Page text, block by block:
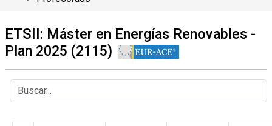
ETSII: Máster en Energías Renovables -
Plan 2025 (2115)